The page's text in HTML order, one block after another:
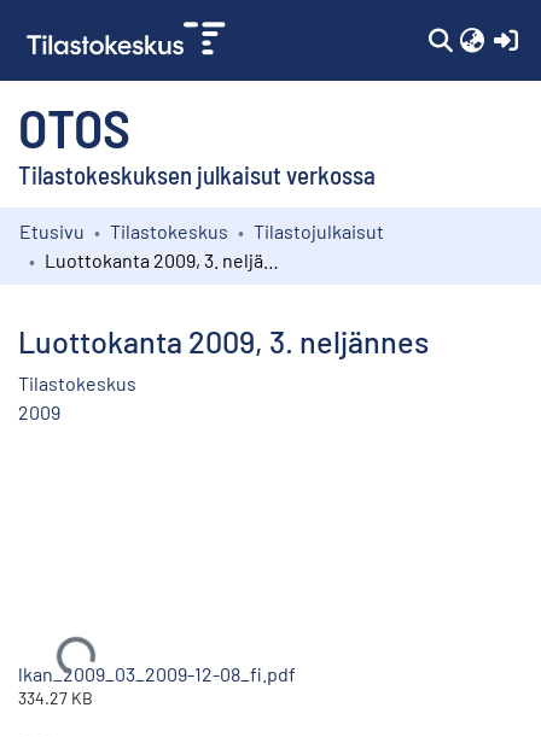
OTOS
Tilastokeskuksen julkaisut verkossa
Kokoelmat
Etusivu Tilastokeskus
Tilastojulkaisut
Luottokanta 2009, 3. neljännes
Tilastokeskus
2009
Ladataan...
lkan_2009_03_2009-12-08_fi.pdf
334.27 KB